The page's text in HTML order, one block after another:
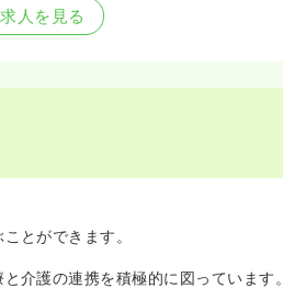
人を見る
とができます。
介護の連携を積極的に図っています。